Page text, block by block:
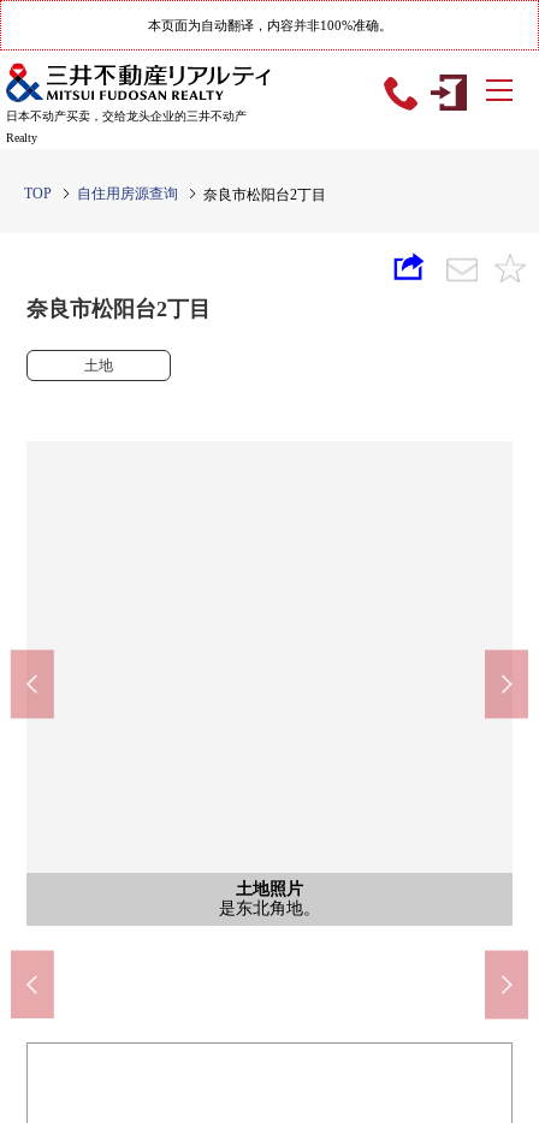
本页面为自动翻译，内容并非100%准确。
日本不动产买卖，交给龙头企业的三井不动产
Realty
TOP 自住用房源查询 奈良市松阳台2丁目
奈良市松阳台2丁目
土地
土地照片
是东北角地。
含有前面道路的外观
是东北角地。
含有前面道路的外观
是东北角地。
学园前站(近铁奈良线)(约3000m)
近铁难波、奈良线学园前站公共汽车14分松陽台二丁目停歩3分
学研北生驹站(京阪奈线)(约1800m)
京阪奈线学研北生驹站公共汽车7分松陽台二丁目停歩5分
Harves松阳台商店(约260m)
步行4分钟。
全家便利店西登美ka山冈商店(约150m)
步行2分钟。
奈良市立登美丘小学(约570m)
步行8分钟。
奈良市立二名中学(约1600m)
步行20分钟。
奈良登美丘西邮局(约480m)
步行6分钟。